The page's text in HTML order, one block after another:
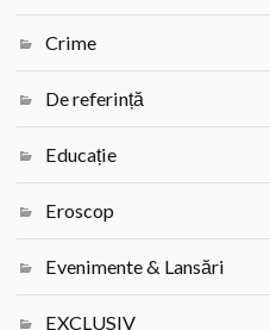
Crime
De referință
Educație
Eroscop
Evenimente & Lansări
EXCLUSIV